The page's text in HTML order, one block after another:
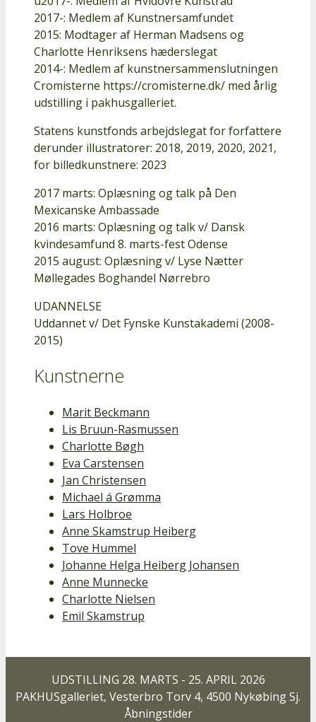
2017-: Medlem af Kunstnersamfundet
2015: Modtager af Herman Madsens og
Charlotte Henriksens hæderslegat
2014-: Medlem af kunstnersammenslutningen
Cromisterne https://cromisterne.dk/ med årlig
udstilling i pakhusgalleriet.
Statens kunstfonds arbejdslegat for forfattere
derunder illustratorer: 2018, 2019, 2020, 2021,
for billedkunstnere: 2023
2017 marts: Oplæsning og talk på Den
Mexicanske Ambassade
2016 marts: Oplæsning og talk v/ Dansk
kvindesamfund 8. marts-fest Odense
2015 august: Oplæsning v/ Lyse Nætter
Møllegades Boghandel Nørrebro
UDANNELSE
Uddannet v/ Det Fynske Kunstakademi (2008-
2015)
Kunstnerne
Marit Beckmann
Lis Bruun-Rasmussen
Charlotte Bøgh
Eva Carstensen
Jan Christensen
Michael á Grømma
Lars Holbroe
Anne Skamstrup Heiberg
Tove Hummel
Johanne Helga Heiberg Johansen
Anne Munnecke
Charlotte Nielsen
Emil Skamstrup
UDSTILLING 28. MARTS - 25. APRIL 2026
PAKHUSgalleriet, Vesterbro Torv 4, 4500 Nykøbing Sj.
Åbningstider